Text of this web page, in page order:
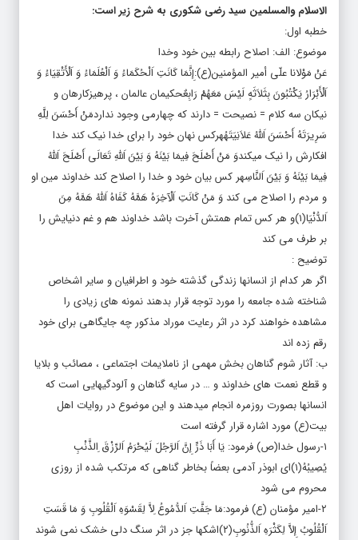
خطبه اول:
موضوع: الف: اصلاح رابطه بین خود وخدا
عَنْ مَوْلانا علّی أمیر المؤمنین(ع):إِنَّمَا کَانَتِ اَلْحُکَمَاءُ وَ اَلْعُلَمَاءُ وَ اَلْأَتْقِیَاءُ وَ
اَلْأَبْرَارُ یَکْتُبُونَ بِثَلاَثَهٍ لَیْسَ مَعَهُمْ رَابِعٌحکیمان عالمان ، پرهیزکارهان و
نیکان سه کلام = نصیحت = دارند که چهارمی وجود نداردمَنْ أَحْسَنَ لِلَّهِ
سَرِیرَتَهُ أَحْسَنَ اَللَّهُ عَلاَنِیَتَهُهرکس نهان خود را برای خدا نیک کند خدا
افکارش را نیک میکندوَ مَنْ أَصْلَحَ فِیمَا بَیْنَهُ وَ بَیْنَ اَللَّهِ تَعَالَى أَصْلَحَ اَللَّهُ
فِیمَا بَیْنَهُ وَ بَیْنَ اَلنَّاسِهر کس بیان خود و خدا را اصلاح کند خداوند مین او
و مردم را اصلاح می کند وَ مَنْ کَانَتِ اَلْآخِرَهُ هَمَّهُ کَفَاهُ اَللَّهُ هَمَّهُ مِنَ
اَلدُّنْیَا(۱)و هر کس تمام همتش آخرت باشد خداوند هم و غم دنیایش را
بر طرف می کند
توضیح :
اگر هر کدام از انسانها زندگی گذشته خود و اطرافیان و سایر اشخاص
شناخته شده جامعه را مورد توجه قرار بدهند نمونه های زیادی را
مشاهده خواهند کرد در اثر رعایت موراد مذکور چه جایگاهی برای خود
رقم زده اند
ب: آثار شوم گناهان بخش مهمی از ناملایمات اجتماعی ، مصائب و بلایا
و قطع نعمت های خداوند و … در سایه گناهان و آلودگیهایی است که
انسانها بصورت روزمره انجام میدهند و این موضوع در روایات اهل
بیت(ع) مورد اشاره قرار گرفته است
۱-رسول خدا(ص) فرمود: یَا أَبَا ذَرٍّ إِنَّ اَلرَّجُلَ لَیُحْرَمُ اَلرِّزْقَ ِالذَّنْبِ
یُصِیبُهُ(۱)ای ابوذر آدمی بعضاً بخاطر گناهی که مرتکب شده از روزی
محروم می شود
۲-امیر مؤمنان (ع) فرمود:مَا جَفَّتِ اَلدُّمُوعُ ِلاَّ لِقَسْوَهِ اَلْقُلُوبِ وَ مَا قَسَتِ
اَلْقُلُوبُ إِلاَّ لِکَثْرَهِ اَلذُّنُوبِ(۲)اشکها جز در اثر سنگ دلی خشک نمی شوند
و دلها جز به سبب زیادی گناهان سخت نمی گردد